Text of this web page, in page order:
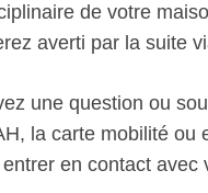
de votre
averti par la suite
une question ou
la carte mobilité
en contact